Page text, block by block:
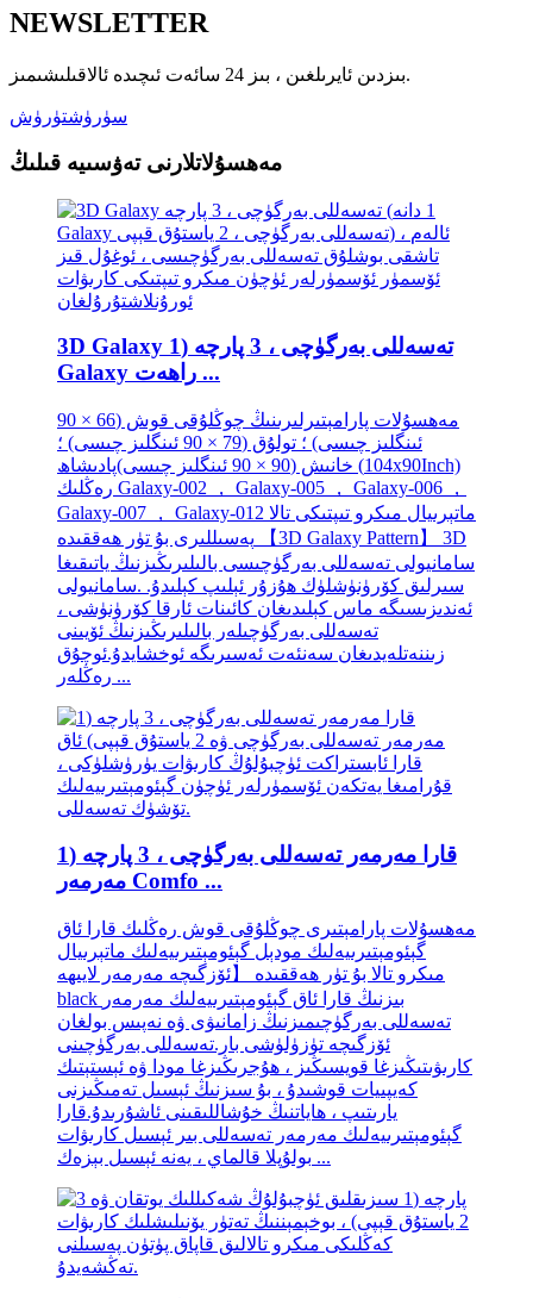
NEWSLETTER
بىزدىن ئايرىلغىن ، بىز 24 سائەت ئىچىدە ئالاقىلىشىمىز.
سۈرۈشتۈرۈش
مەھسۇلاتلارنى تەۋسىيە قىلىڭ
3D Galaxy تەسەللى بەرگۈچى ، 3 پارچە (1
Galaxy راھەت ...
مەھسۇلات پارامېتىرلىرىنىڭ چوڭلۇقى قوش (66 × 90
ئىنگلىز چىسى) ؛ تولۇق (79 × 90 ئىنگلىز چىسى) ؛
خانىش (90 × 90 ئىنگلىز چىسى)پادىشاھ (104x90Inch)
رەڭلىك Galaxy-002 ， Galaxy-005 ， Galaxy-006 ，
Galaxy-007 ， Galaxy-012 ماتېرىيال مىكرو تىپتىكى تالا
پەسىللىرى بۇ تۈر ھەققىدە 【3D Galaxy Pattern】 3D
سامانيولى تەسەللى بەرگۈچىسى بالىلىرىڭىزنىڭ ياتىقىغا
سىرلىق كۆرۈنۈشلۈك ھۇزۇر ئېلىپ كېلىدۇ. .سامانيولى
ئەندىزىسىگە ماس كېلىدىغان كائىنات ئارقا كۆرۈنۈشى ،
تەسەللى بەرگۈچىلەر بالىلىرىڭىزنىڭ ئۆيىنى
زىننەتلەيدىغان سەنئەت ئەسىرىگە ئوخشايدۇ.ئوچۇق
رەڭلەر ...
قارا مەرمەر تەسەللى بەرگۈچى ، 3 پارچە (1
مەرمەر Comfo ...
مەھسۇلات پارامېتىرى چوڭلۇقى قوش رەڭلىك قارا ئاق
گېئومېتىرىيەلىك مودېل گېئومېتىرىيەلىك ماتېرىيال
مىكرو تالا بۇ تۈر ھەققىدە 【ئۆزگىچە مەرمەر لايىھە
black بىزنىڭ قارا ئاق گېئومېتىرىيەلىك مەرمەر
تەسەللى بەرگۈچىمىزنىڭ زامانىۋى ۋە نەپىس بولغان
ئۆزگىچە تۈزۈلۈشى بار.تەسەللى بەرگۈچىنى
كارىۋىتىڭىزغا قويسىڭىز ، ھۇجرىڭىزغا مودا ۋە ئېستېتىك
كەيپىيات قوشىدۇ ، بۇ سىزنىڭ ئېسىل تەمىڭىزنى
يارىتىپ ، ھاياتنىڭ خۇشاللىقىنى ئاشۇرىدۇ.قارا
گېئومېتىرىيەلىك مەرمەر تەسەللى بىر ئېسىل كارىۋات
بولۇپلا قالماي ، يەنە ئېسىل بېزەك ...